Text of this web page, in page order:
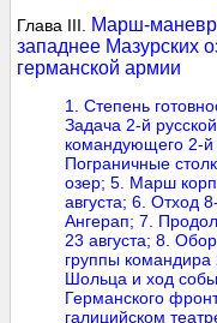
Глава III.
Марш-маневр
западнее Мазурских
германской армии
1. Степень
Задача 2-й
командующего 2-й
Пограничные
озер; 5. Марш
августа; 6. Отход
Ангерап; 7.
23 августа; 8.
группы командира
Шольца и ход
Германского
галицийском